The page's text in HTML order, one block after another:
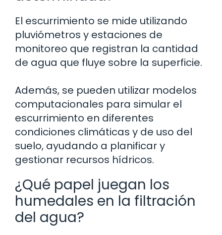
El escurrimiento se mide utilizando
pluviómetros y estaciones de
monitoreo que registran la cantidad
de agua que fluye sobre la superficie.
Además, se pueden utilizar modelos
computacionales para simular el
escurrimiento en diferentes
condiciones climáticas y de uso del
suelo, ayudando a planificar y
gestionar recursos hídricos.
¿Qué papel juegan los
humedales en la filtración
del agua?